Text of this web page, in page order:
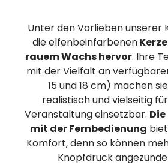
Unter den Vorlieben unserer
die elfenbeinfarbenen
rauem Wachs hervor. Ihre
mit der Vielfalt an verfügbaren
15 und 18 cm) machen
realistisch und vielseitig
Veranstaltung einsetzbar.
mit der Fernbedienung
Komfort, denn so können
Knopfdruck